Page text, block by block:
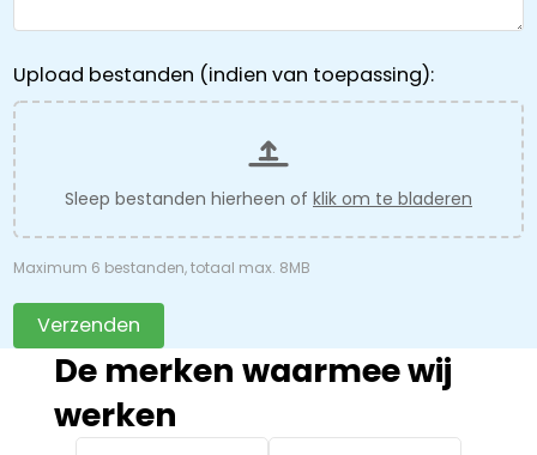
Upload bestanden (indien van toepassing):
Sleep bestanden hierheen of klik om te bladeren
Maximum 6 bestanden, totaal max. 8MB
Verzenden
De merken waarmee wij
werken